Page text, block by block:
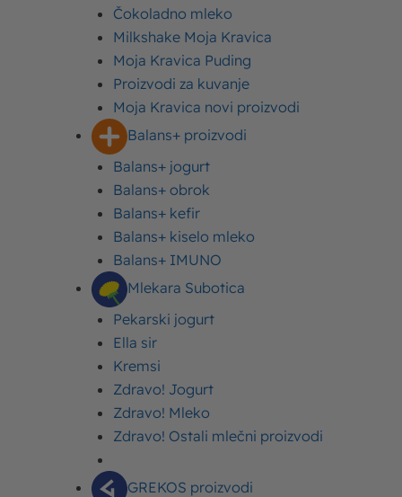
Čokoladno mleko
Milkshake Moja Kravica
Moja Kravica Puding
Proizvodi za kuvanje
Moja Kravica novi proizvodi
Balans+ proizvodi
Balans+ jogurt
Balans+ obrok
Balans+ kefir
Balans+ kiselo mleko
Balans+ IMUNO
Mlekara Subotica
Pekarski jogurt
Ella sir
Kremsi
Zdravo! Jogurt
Zdravo! Mleko
Zdravo! Ostali mlečni proizvodi
GREKOS proizvodi
Bosanska razljevuša – kako se pravi pita ljevuša
po receptu naših baka?
Sastojci
Priprema
Razljevuša sa krompirom – recept za razljevak
neodoljivog ukusa
Pita razljevuša sa tikvicama – prijesenac na
drugačiji način
Razljevuša, ljevuša, razljevak, bosanska pita
ili prijesnac– sve su to isti nazivi za domaći